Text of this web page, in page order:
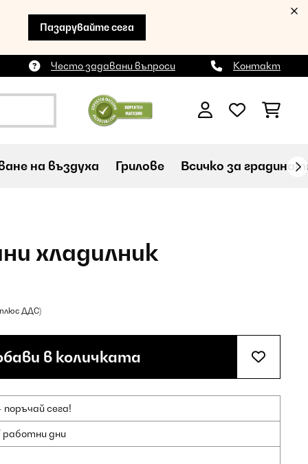
Пазарувайте сега
Често задавани въпроси Контакт
на въздуха Грилове Всичко за
хладилник
ДДС)
в количката
сега!
работни дни